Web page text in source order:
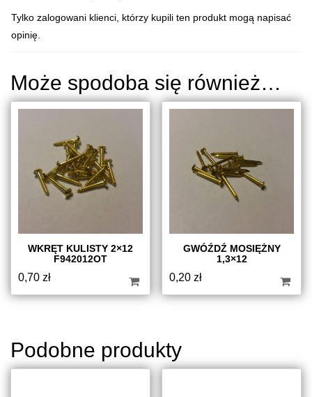
Tylko zalogowani klienci, którzy kupili ten produkt mogą napisać
opinię.
Może spodoba się również…
WKRĘT KULISTY 2×12
F942012OT
0,70 zł
GWÓŹDŹ MOSIĘŻNY
1,3×12
0,20zł
Podobne produkty